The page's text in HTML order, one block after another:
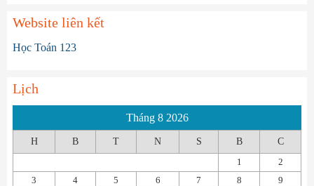
Website liên kết
Học Toán 123
Lịch
Tháng 8 2026
H B T N S B C
1
2
3
4 5 6 7 8
9